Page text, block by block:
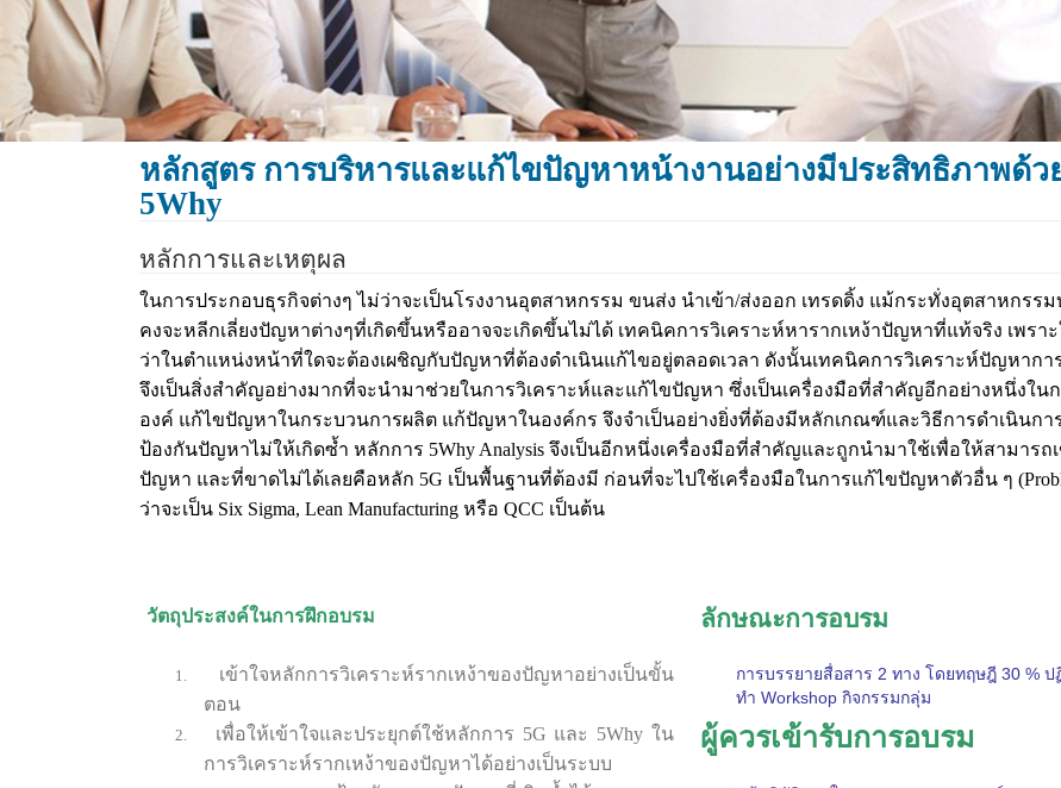
หลักสูตร การบริหารและแก้ไขปัญหาหน้างานอย่างมีประสิทธิภาพด้ว
5Why
หลักการและเหตุผล
ในการประกอบธุรกิจต่างๆ ไม่ว่าจะเป็นโรงงานอุตสาหกรรม ขนส่ง นำเข้า/ส่งออก เทรดดิ้ง แม้กระทั่งอุตสาหกรร
คงจะหลีกเลี่ยงปัญหาต่างๆที่เกิดขึ้นหรืออาจจะเกิดขึ้นไม่ได้ เทคนิคการวิเคราะห์หารากเหง้าปัญหาที่แท้จริง เพรา
ว่าในตำแหน่งหน้าที่ใดจะต้องเผชิญกับปัญหาที่ต้องดำเนินแก้ไขอยู่ตลอดเวลา ดังนั้นเทคนิคการวิเคราะห์ปัญหากา
จึงเป็นสิ่งสำคัญอย่างมากที่จะนำมาช่วยในการวิเคราะห์และแก้ไขปัญหา ซึ่งเป็นเครื่องมือที่สำคัญอีกอย่างหนึ่งใน
องค์ แก้ไขปัญหาในกระบวนการผลิต แก้ปัญหาในองค์กร จึงจำเป็นอย่างยิ่งที่ต้องมีหลักเกณฑ์และวิธีการดำเนินกา
ป้องกันปัญหาไม่ให้เกิดซ้ำ หลักการ 5Why Analysis จึงเป็นอีกหนึ่งเครื่องมือที่สำคัญและถูกนำมาใช้เพื่อให้สามารถ
ปัญหา และที่ขาดไม่ได้เลยคือหลัก 5G เป็นพื้นฐานที่ต้องมี ก่อนที่จะไปใช้เครื่องมือในการแก้ไขปัญหาตัวอื่น ๆ (
ว่าจะเป็น Six Sigma, Lean Manufacturing หรือ QCC เป็นต้น
วัตถุประสงค์ในการฝึกอบรม
1.
เข้าใจหลักการวิเคราะห์รากเหง้าของปัญหาอย่างเป็นขั้น
ตอน
2. เพื่อให้เข้าใจและประยุกต์ใช้หลักการ 5G และ 5Whyใน
การวิเคราะห์รากเหง้าของปัญหาได้อย่างเป็นระบบ
ลักษณะการอบรม
การบรรยายสื่อสาร 2 ทาง โดยทฤษฎี 30 % ป
ทำ Workshop กิจกรรมกลุ่ม
ผู้ควรเข้ารับการอบรม